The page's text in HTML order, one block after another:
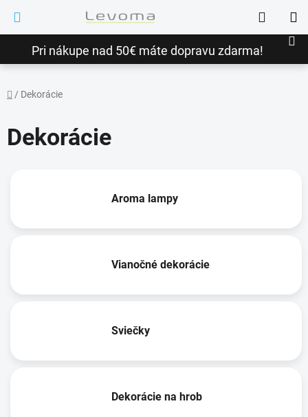
obsah
Pri nákupe nad 50€ máte dopravu zdarma!
Hľadať
/ Dekorácie
Dekorácie
Aroma lampy
Vianočné dekorácie
Sviečky
Dekorácie na hrob